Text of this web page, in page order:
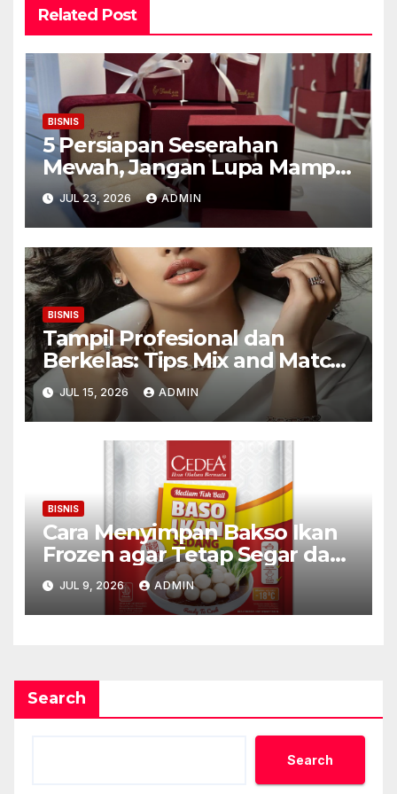
Related Post
BISNIS
5 Persiapan Seserahan
Mewah, Jangan Lupa Mampir
ke Toko Emas Galaxy Mall
Surabaya
JUL 23, 2026 ADMIN
BISNIS
Tampil Profesional dan
Berkelas: Tips Mix and Match
Kalung Wanita untuk Wanita
Karier
JUL 15, 2026 ADMIN
BISNIS
Cara Menyimpan Bakso Ikan
Frozen agar Tetap Segar dan
Awet
JUL 9, 2026 ADMIN
Search
Search